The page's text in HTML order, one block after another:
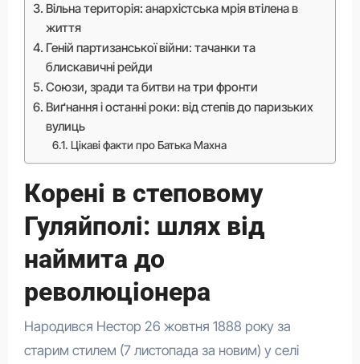
Вільна територія: анархістська мрія втілена в
життя
Геній партизанської війни: тачанки та
блискавичні рейди
Союзи, зради та битви на три фронти
Виґнання і останні роки: від степів до паризьких
вулиць
Цікаві факти про Батька Махна
Корені в степовому
Гуляйполі: шлях від
наймита до
революціонера
Народився Нестор 26 жовтня 1888 року за
старим стилем (7 листопада за новим) у селі